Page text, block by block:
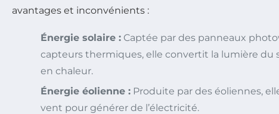
avantages et inconvénients :
Énergie solaire : Captée par des panneaux
capteurs thermiques, elle convertit la lumière du
en chaleur.
Énergie éolienne : Produite par des éoliennes,
vent pour générer de l’électricité.